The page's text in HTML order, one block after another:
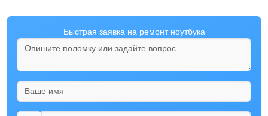
Быстрая заявка на ремонт ноутбука